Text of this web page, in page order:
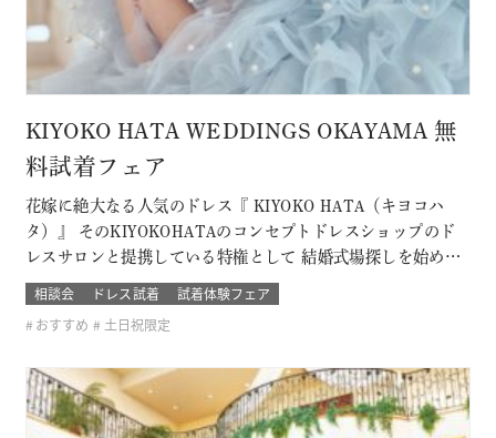
KIYOKO HATA WEDDINGS OKAYAMA 無
料試着フェア
花嫁に絶大なる人気のドレス『 KIYOKO HATA（キヨコハ
タ）』 そのKIYOKOHATAのコンセプトドレスショップのド
レスサロンと提携している特権として 結婚式場探しを始めた
おふたり限定の無料試着会を開催。 式場探しと一緒にドレス
も試着できて、結婚式のイメージが広がります！ 他のドレス
サロンでは取り扱いのないドレスも見れて着れるのは「ここ
相談会 ドレス試着
試着体験フェア
おすすめ
土日祝限定